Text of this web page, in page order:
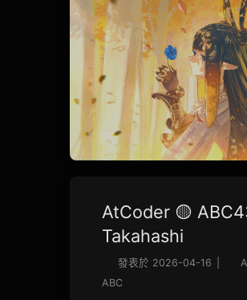
AtCoder 🟡
Takahashi
發表於 2026-04-16
ABC